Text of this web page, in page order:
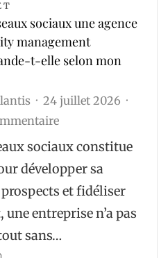
élevé
en
zone
ou
sur
un
terrain
en
pente
sociaux une agence
management
t-elle selon mon
24 juillet 2026
sur
sociaux
une
agence
community
sociaux constitue
développer sa
et fidéliser
entreprise n’a pas
sans…